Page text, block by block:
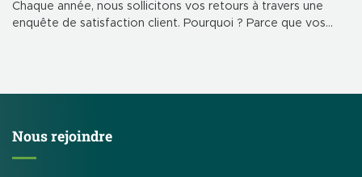
Chaque année, nous sollicitons vos retours à travers une
enquête de satisfaction client. Pourquoi ? Parce que vos
Nous rejoindre